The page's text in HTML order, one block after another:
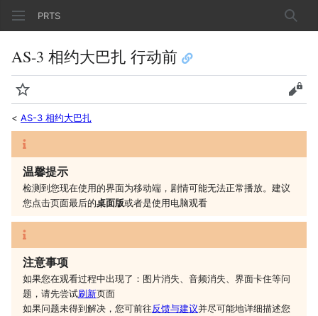
PRTS 搜索
AS-3 相约大巴扎 行动前
监视
查看
< AS-3 相约大巴扎
温馨提示
检测到您现在使用的界面为移动端，剧情可能无法正常播放。建议
您点击页面最后的桌面版或者是使用电脑观看
注意事项
如果您在观看过程中出现了：图片消失、音频消失、界面卡住等问
题，请先尝试刷新页面
如果问题未得到解决，您可前往反馈与建议并尽可能地详细描述您